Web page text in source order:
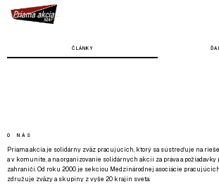
ČLÁNKY
O NÁS
Priama akcia je solidárny zväz pracujúcich, ktorý sa sústreďuje na
a v komunite, a na organizovanie solidárnych akcií za práva a
zahraničí. Od roku 2000 je sekciou Medzinárodnej asociácie
združuje zväzy a skupiny z vyše 20 krajín sveta.